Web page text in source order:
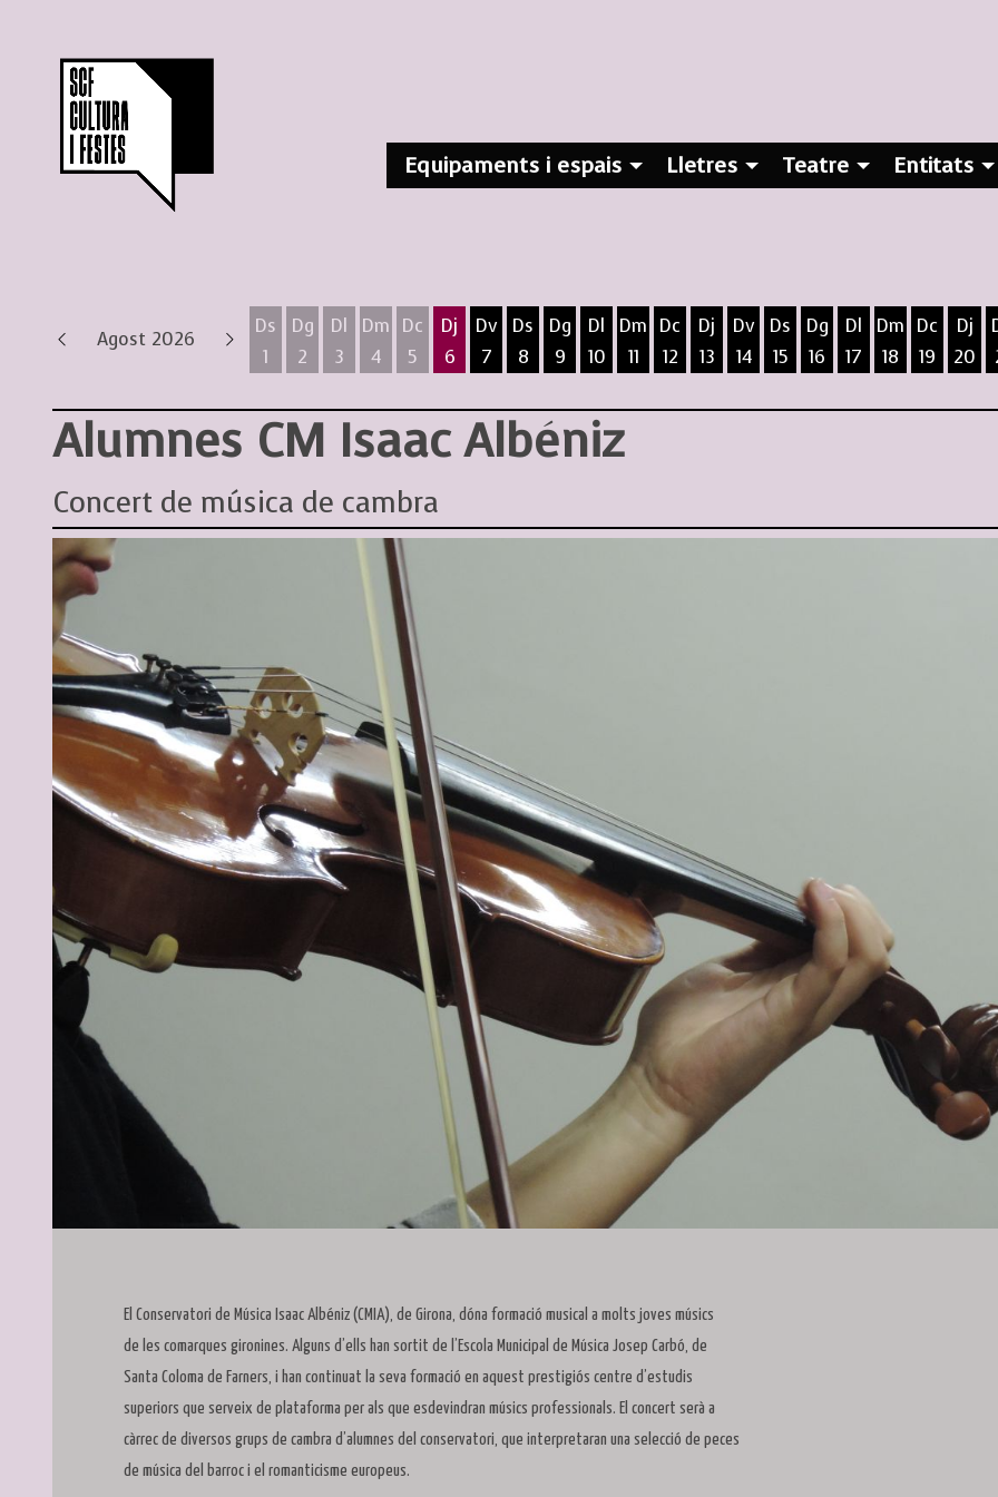
Equipaments i espais Lletres Teatre Entitats
Agost 2026
Ds
1
Dg
2
Dl
3
Dm
4
Dc
5
Dj
6
Dv
7
Ds
8
Dg
9
Dl
10
Dm
11
Dc
12
Dj
13
Dv
14
Ds
15
Dg
16
Dl
17
Dm
18
Dc
19
Dj
20
Alumnes CM Isaac Albéniz
Concert de música de cambra
El Conservatori de Música Isaac Albéniz (CMIA), de Girona, dóna formació musical a molts joves músics
de les comarques gironines. Alguns d’ells han sortit de l’Escola Municipal de Música Josep Carbó, de
Santa Coloma de Farners, i han continuat la seva formació en aquest prestigiós centre d’estudis
superiors que serveix de plataforma per als que esdevindran músics professionals. El concert serà a
càrrec de diversos grups de cambra d’alumnes del conservatori, que interpretaran una selecció de peces
de música del barroc i el romanticisme europeus.